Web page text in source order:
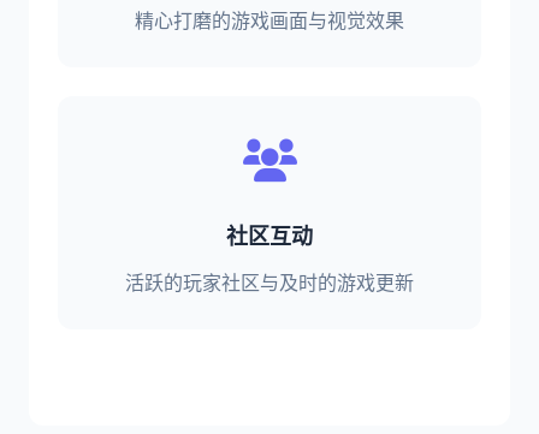
精心打磨的游戏画面与视觉效果
社区互动
活跃的玩家社区与及时的游戏更新